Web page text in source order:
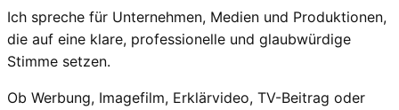
Ich spreche für Unternehmen, Medien und Produktionen,
die auf eine klare, professionelle und glaubwürdige
Stimme setzen.
Ob Werbung, Imagefilm, Erklärvideo, TV-Beitrag oder